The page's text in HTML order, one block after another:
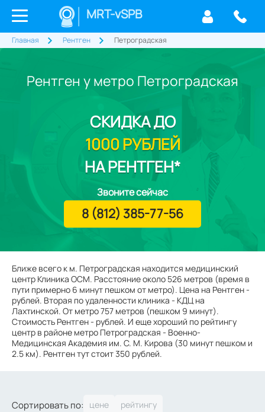
MRT-vSPB
Главная Рентген Петроградская
Рентген у метро Петроградская
Ближе всего к м. Петроградская находится медицинский
центр Клиника ОСМ. Расстояние около 526 метров (время в
пути примерно 6 минут пешком от метро). Цена на Рентген -
рублей. Вторая по удаленности клиника - КДЦ на
Лахтинской. От метро 757 метров (пешком 9 минут).
Стоимость Рентген - рублей. И еще хороший по рейтингу
центр в районе метро Петроградская - Военно-
Медицинская Академия им. С. М. Кирова (30 минут пешком и
2.5 км). Рентген тут стоит 350 рублей.
СКИДКАДО
1000 РУБЛЕЙ
НА РЕНТГЕН*
Звоните сейчас
8 (812) 385-77-56
Сортировать по: